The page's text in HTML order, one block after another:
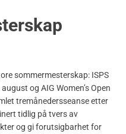
sommermesterskap: ISPS
og AIG Women’s Open
tremånedersseanse etter
tidlig på tvers av
og gi forutsigbarhet for